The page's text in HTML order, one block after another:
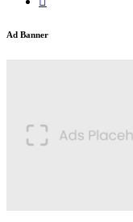
Ad Banner